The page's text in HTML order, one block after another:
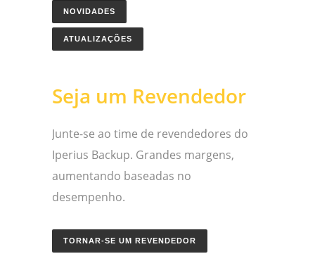
NOVIDADES
ATUALIZAÇÕES
Seja um Revendedor
Junte-se ao time de revendedores do
Iperius Backup. Grandes margens,
aumentando baseadas no
desempenho.
TORNAR-SE UM REVENDEDOR